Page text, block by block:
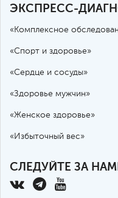
ЭКСПРЕСС-
«Комплексное
«Спорт и здоровье»
«Сердце и сосуды»
«Здоровье мужчин»
«Женское здоровье»
«Избыточный вес»
СЛЕДУЙТЕ ЗА